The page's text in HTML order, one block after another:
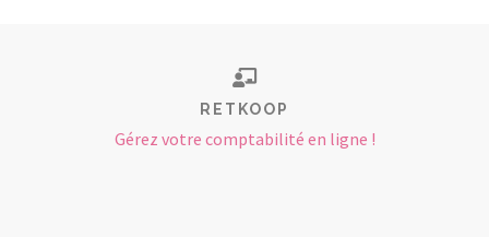
RETKOOP
Gérez votre comptabilité en ligne !